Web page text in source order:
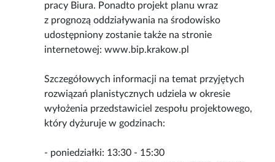
pracy Biura. Ponadto projekt planu wraz
z prognozą oddziaływania na środowisko
udostępniony zostanie także na stronie
internetowej: www.bip.krakow.pl
Szczegółowych informacji na temat przyjętych
rozwiązań planistycznych udziela w okresie
wyłożenia przedstawiciel zespołu projektowego,
który dyżuruje w godzinach:
- poniedziałki: 13:30 - 15:30